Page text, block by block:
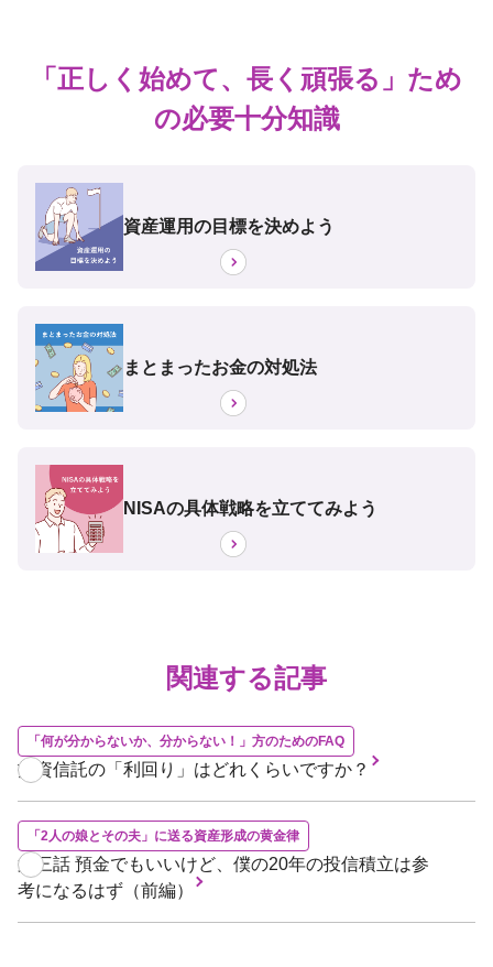
「正しく始めて、長く頑張る」ため
の必要十分知識
資産運用の目標を決めよう
まとまったお金の対処法
NISAの具体戦略を立ててみよう
関連する記事
「何が分からないか、分からない！」方のためのFAQ
投資信託の「利回り」はどれくらいですか？
「2人の娘とその夫」に送る資産形成の黄金律
第三話 預金でもいいけど、僕の20年の投信積立は参
考になるはず（前編）